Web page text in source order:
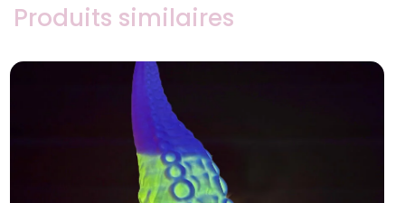
Produits similaires